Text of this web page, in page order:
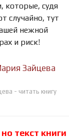
которые, судя
случайно, тут
нежной
и риск!
Зайцева
- читать книгу
текст книги